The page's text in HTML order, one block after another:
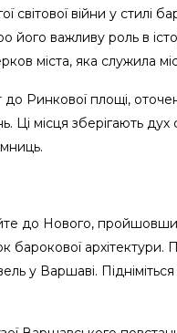
світової війни у
його важливу роль в
міста, яка служила
Ринкової площі,
Ці місця зберігають
до Нового,
барокової
у Варшаві.